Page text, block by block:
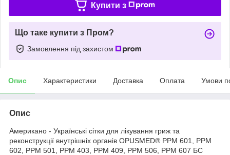
Купити з
Що таке купити з Пром?
Замовлення під захистом
Опис Характеристики Доставка Оплата Умови
Опис
Американо - Українські сітки для лікування гриж та
реконструкції внутрішніх органів OPUSMED® РРМ 601, РРМ
602, РРМ 501, РРМ 403, РРМ 409, РРМ 506, РРМ 607 БС